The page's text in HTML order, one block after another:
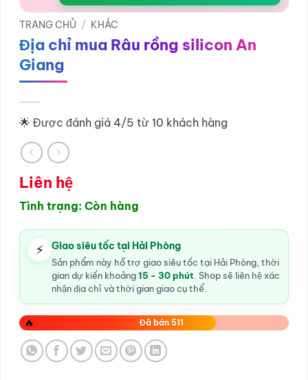
TRANG CHỦ / KHÁC
Địa chỉ mua Râu rồng silicon An
Giang
🌟 Được đánh giá 4/5 từ 10 khách hàng
Liên hệ
Tình trạng: Còn hàng
⚡ Giao siêu tốc tại Hải Phòng
Sản phẩm này hỗ trợ giao siêu tốc tại Hải Phòng, thời
gian dự kiến khoảng15 - 30 phút . Shop sẽ liên hệ xác
nhận địa chỉ và thời gian giao cụ thể.
🔥 Đã bán 511